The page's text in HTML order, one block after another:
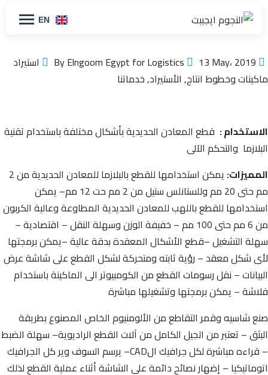
EN
13 May، 2019
استيراد
ماكينات وخطوط انتاج, الأستيراد,خدماتنا
الاستخدام : قطع المعادن الحديدية بأشكال مختلفة باستخدام تقنية
البلازما والتحكم الآلى
المميزات:
يمكن استخدامها للقطع بالبلازما للمعادن الحديدية من 2
مم حتى 20 مم وللستانلس ستيل من 2 مم حت 12 مم– يمكن
استخدامها للقطع باللهب للمعادن الحديدية المطاوعة وعالية الكربون
من 6 مم حتى 100 مم – خفيفة الوزن وسهلة النقل – اقتصادية –
سهلة التشغيل –قطع الأشكال المعقدة بدقة عالية –يمكن برمجتها
لأى شكل معقد – رؤية ثابته ومتحركة لشكل القطع على شاشة عرض
البيانات – نقل رسومات القطع من الكومبيوتر الى الماكينة باستخدام
فلاشة – يمكن برمجتها وتشغيلها مباشرة
صنع شاسيه وقمر التقاطع من الألومنيوم الخاص المصنوع بطريقة
البثق – تعتبر من الجيل الكامل من آلات القطع الراديوية– سهلة الضبط
– قراءه مباشرة لكل جرافيك الCAD– يرسم السوف وير كل الجرافيك
اتوماتيكيا – إضهار نصائح دائمة على الشاشة أثناء عملية القطع لذلك